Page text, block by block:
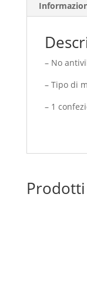
– No
– Tipo di
– 1